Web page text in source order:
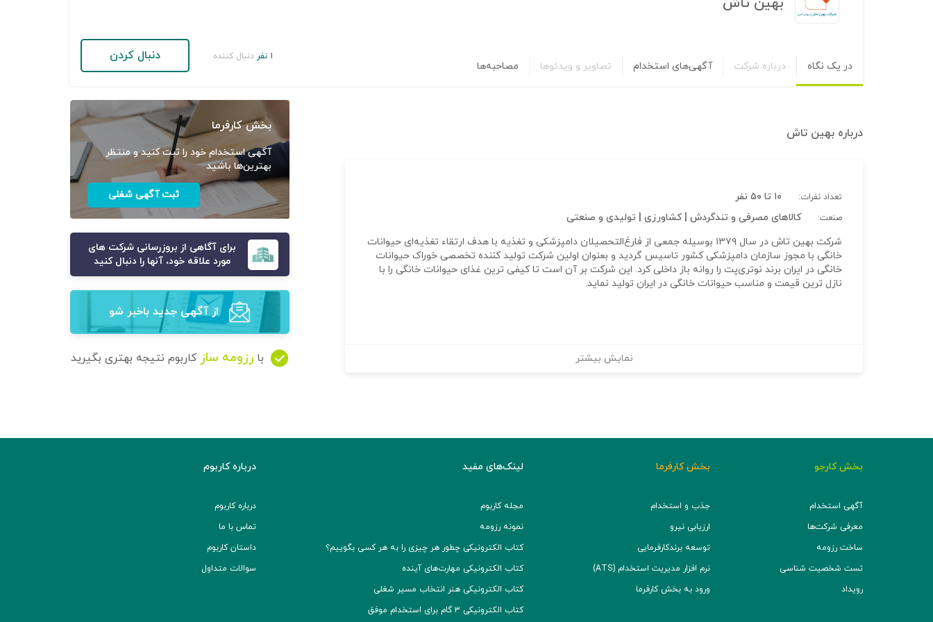
در یک نگاه درباره شرکت آگهی‌های استخدام تصاویر و ویدئوها مصاحبه‌ها
۱ نفر دنبال کننده دنبال کردن
درباره بهین تاش
تعداد نفرات: ۱۰ تا ۵۰ نفر
صنعت:
کالاهای مصرفی و تندگردش | کشاورزی | تولیدی و صنعتی
شرکت بهین تاش در سال ۱۳۷۹ بوسیله جمعی از فارغ‌التحصیلان دامپزشکی و تغذیه با هدف ارتقاء تغذیه‌ای حیوانات
خانگی با مجوز سازمان دامپزشکی کشور تاسیس گردید و بعنوان اولین شرکت تولید کننده تخصصی خوراک حیوانات
خانگی در ایران برند نوتری‌پت را روانه باز داخلی کرد. این شرکت بر آن است تا کیفی ترین غذای حیوانات خانگی را با
نازل ترین قیمت و مناسب حیوانات خانگی در ایران تولید نماید.
نمایش بیشتر
بخش کارفرما
آگهی استخدام خود را ثبت کنید و منتظر
بهترین‌ها باشید
ثبت آگهی شغلی
برای آگاهی از بروزرسانی شرکت های
مورد علاقه خود، آنها را دنبال کنید
از آگهی‌ جدید باخبر شو
با رزومه ساز کاربوم نتیجه بهتری بگیرید
بخش کارجو
آگهی استخدام
معرفی شرکت‌ها
ساخت رزومه
تست شخصیت شناسی
رویداد
بخش کارفرما
جذب و استخدام
ارزیابی نیرو
توسعه برند‌کارفرمایی
نرم افزار مدیریت استخدام (ATS)
ورود به بخش کارفرما
لینک‌های مفید
مجله کاربوم
نمونه رزومه
کتاب الکترونیکی چطور هر چیزی را به هر کسی بگوییم؟
کتاب الکترونیکی مهارت‌های آینده
کتاب الکترونیکی هنر انتخاب مسیر شغلی
کتاب الکترونیکی ۳ گام برای استخدام موفق
درباره کاربوم
درباره کاربوم
تماس با ما
داستان کاربوم
سوالات متداول